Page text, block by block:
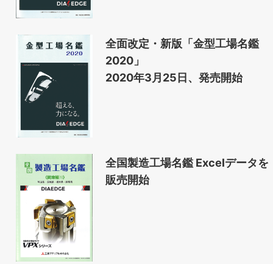
全面改定・新版「金型工場名鑑
2020」
2020年3月25日、発売開始
全国製造工場名鑑 Excelデータを
販売開始